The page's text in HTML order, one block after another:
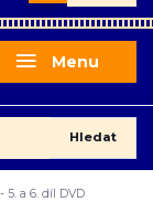
Menu
Hledat
5. a 6. díl DVD